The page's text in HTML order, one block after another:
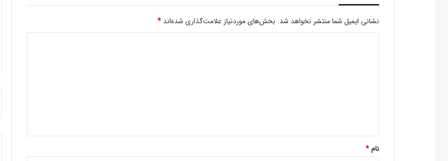
نشانی ایمیل شما منتشر نخواهد شد. بخش‌های موردنیاز علامت‌گذاری شده‌اند *
نام*